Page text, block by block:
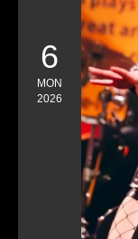
6
MON
2026